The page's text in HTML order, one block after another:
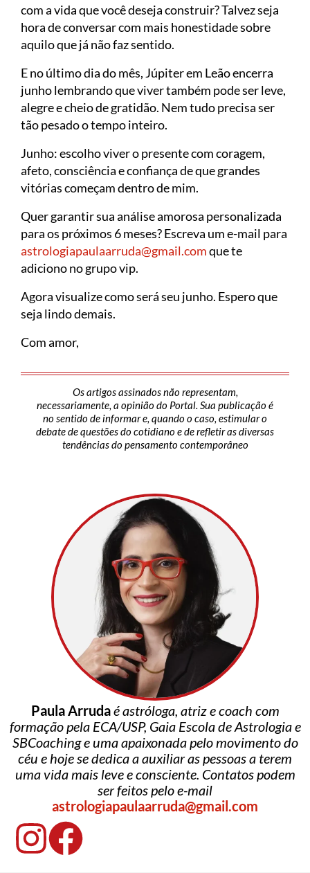
com a vida que você deseja construir? Talvez seja
hora de conversar com mais honestidade sobre
aquilo que já não faz sentido.
E no último dia do mês, Júpiter em Leão encerra
junho lembrando que viver também pode ser leve,
alegre e cheio de gratidão. Nem tudo precisa ser
tão pesado o tempo inteiro.
Junho: escolho viver o presente com coragem,
afeto, consciência e confiança de que grandes
vitórias começam dentro de mim.
Quer garantir sua análise amorosa personalizada
para os próximos 6 meses? Escreva um e-mail para
astrologiapaulaarruda@gmail.comque te
adiciono no grupo vip.
Agora visualize como será seu junho. Espero que
seja lindo demais.
Com amor,
Os artigos assinados não representam,
necessariamente, a opinião do Portal. Sua publicação é
no sentido de informar e, quando o caso, estimular o
debate de questões do cotidiano e de refletir as diversas
tendências do pensamento contemporâneo
Paula Arrudaé astróloga, atriz e coach com
formação pela ECA/USP, Gaia Escola de Astrologia e
SBCoaching e uma apaixonada pelo movimento do
céu e hoje se dedica a auxiliar as pessoas a terem
uma vida mais leve e consciente. Contatos podem
ser feitos pelo e-mail
astrologiapaulaarruda@gmail.com